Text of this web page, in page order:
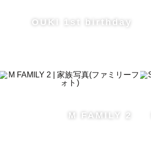
OUKI 1st birthday
M FAMILY 2